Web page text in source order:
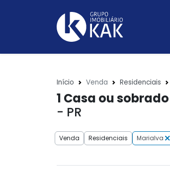
Início Venda Residenciais
1 Casa ou sobrado
- PR
Venda Residenciais Marialva